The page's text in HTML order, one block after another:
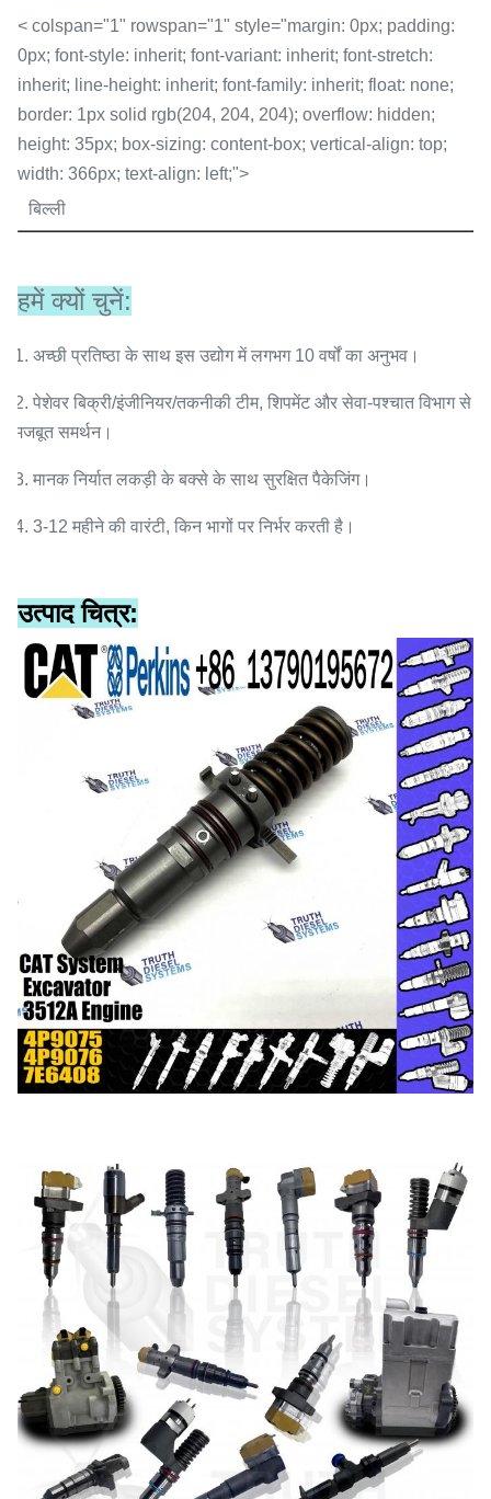
< colspan="1" rowspan="1" style="margin: 0px; padding:
0px; font-style: inherit; font-variant: inherit; font-stretch:
inherit; line-height: inherit; font-family: inherit; float: none;
border: 1px solid rgb(204, 204, 204); overflow: hidden;
height: 35px; box-sizing: content-box; vertical-align: top;
width: 366px; text-align: left;">
बिल्ली
हमें क्यों चुनें:
1. अच्छी प्रतिष्ठा के साथ इस उद्योग में लगभग 10 वर्षों का अनुभव।
2. पेशेवर बिक्री/इंजीनियर/तकनीकी टीम, शिपमेंट और सेवा-पश्चात विभाग से
मजबूत समर्थन।
3. मानक निर्यात लकड़ी के बक्से के साथ सुरक्षित पैकेजिंग।
4. 3-12 महीने की वारंटी, किन भागों पर निर्भर करती है।
उत्पाद चित्र: